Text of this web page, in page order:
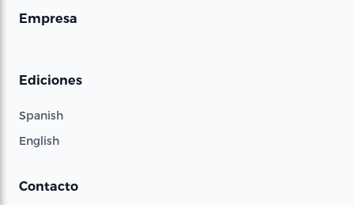
Empresa
Ediciones
Spanish
English
Contacto